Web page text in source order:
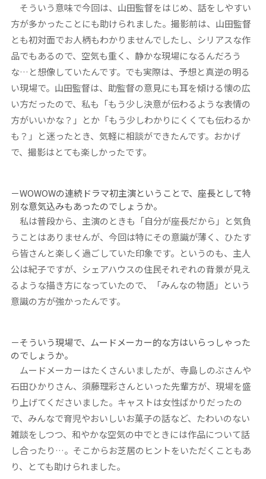
そういう意味で今回は、山田監督をはじめ、話をしやすい
方が多かったことにも助けられました。撮影前は、山田監督
とも初対面でお人柄もわかりませんでしたし、シリアスな作
品でもあるので、空気も重く、静かな現場になるんだろう
な…と想像していたんです。でも実際は、予想と真逆の明る
い現場で。山田監督は、助監督の意見にも耳を傾ける懐の広
い方だったので、私も「もう少し決意が伝わるような表情の
方がいいかな？」とか「もう少しわかりにくくても伝わるか
も？」と迷ったとき、気軽に相談ができたんです。おかげ
で、撮影はとても楽しかったです。
－WOWOWの連続ドラマ初主演ということで、座長として特
別な意気込みもあったのでしょうか。
私は普段から、主演のときも「自分が座長だから」と気負
うことはありませんが、今回は特にその意識が薄く、ひたす
ら皆さんと楽しく過ごしていた印象です。というのも、主人
公は紀子ですが、シェアハウスの住民それぞれの背景が見え
るような描き方になっていたので、「みんなの物語」という
意識の方が強かったんです。
－そういう現場で、ムードメーカー的な方はいらっしゃった
のでしょうか。
ムードメーカーはたくさんいましたが、寺島しのぶさんや
石田ひかりさん、須藤理彩さんといった先輩方が、現場を盛
り上げてくださいました。キャストは女性ばかりだったの
で、みんなで育児やおいしいお菓子の話など、たわいのない
雑談をしつつ、和やかな空気の中でときには作品について話
し合ったり…。そこからお芝居のヒントをいただくこともあ
り、とても助けられました。